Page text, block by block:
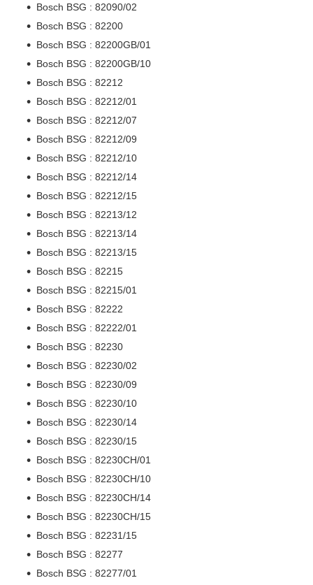
Bosch BSG : 82090/02
Bosch BSG : 82200
Bosch BSG : 82200GB/01
Bosch BSG : 82200GB/10
Bosch BSG : 82212
Bosch BSG : 82212/01
Bosch BSG : 82212/07
Bosch BSG : 82212/09
Bosch BSG : 82212/10
Bosch BSG : 82212/14
Bosch BSG : 82212/15
Bosch BSG : 82213/12
Bosch BSG : 82213/14
Bosch BSG : 82213/15
Bosch BSG : 82215
Bosch BSG : 82215/01
Bosch BSG : 82222
Bosch BSG : 82222/01
Bosch BSG : 82230
Bosch BSG : 82230/02
Bosch BSG : 82230/09
Bosch BSG : 82230/10
Bosch BSG : 82230/14
Bosch BSG : 82230/15
Bosch BSG : 82230CH/01
Bosch BSG : 82230CH/10
Bosch BSG : 82230CH/14
Bosch BSG : 82230CH/15
Bosch BSG : 82231/15
Bosch BSG : 82277
Bosch BSG : 82277/01